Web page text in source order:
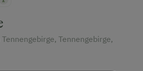
Tennengebirge,